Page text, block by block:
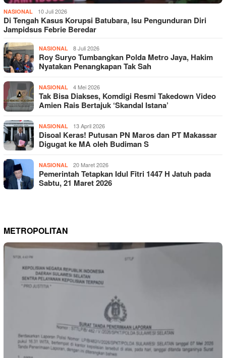
NASIONAL 10 Juli 2026
Di Tengah Kasus Korupsi Batubara, Isu Pengunduran Diri
Jampidsus Febrie Beredar
NASIONAL 8 Juli 2026
Roy Suryo Tumbangkan Polda Metro Jaya, Hakim
Nyatakan Penangkapan Tak Sah
NASIONAL 4 Mei 2026
Tak Bisa Diakses, Komdigi Resmi Takedown Video
Amien Rais Bertajuk ‘Skandal Istana’
NASIONAL 13 April 2026
Disoal Keras! Putusan PN Maros dan PT Makassar
Digugat ke MA oleh Budiman S
NASIONAL 20 Maret 2026
Pemerintah Tetapkan Idul Fitri 1447 H Jatuh pada
Sabtu, 21 Maret 2026
METROPOLITAN